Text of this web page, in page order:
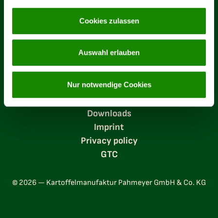
Cookies zulassen
Auswahl erlauben
Nur notwendige Cookies
From the field to the plate from
a single source
Downloads
Imprint
Privacy policy
GTC
© 2026 — Kartoffelmanufaktur Pahmeyer GmbH & Co. KG